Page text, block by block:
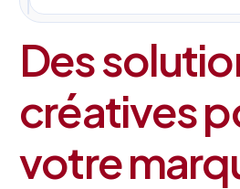
Des
créatives
votre